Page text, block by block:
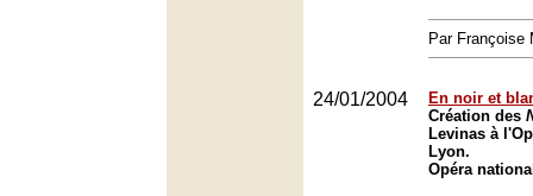
Par Françoise
24/01/2004
En noir et
Création des
Levinas à
Lyon.
Opéra